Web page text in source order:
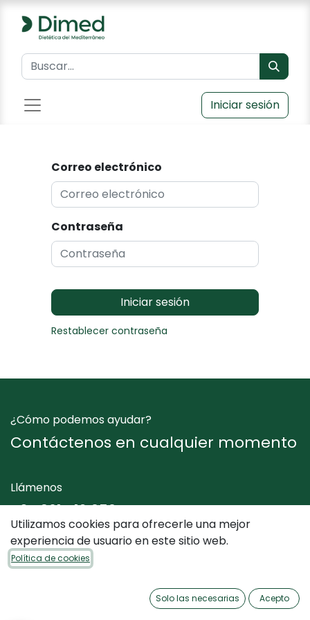
Iniciar sesión
Correo electrónico
Contraseña
Iniciar sesión
Restablecer contraseña
¿Cómo podemos ayudar?
Contáctenos en cualquier momento
Llámenos
+34 961 412 050
Envíenos un mensaje
Utilizamos cookies para ofrecerle una mejor
experiencia de usuario en este sitio web.
Política de cookies
Solo las necesarias Acepto